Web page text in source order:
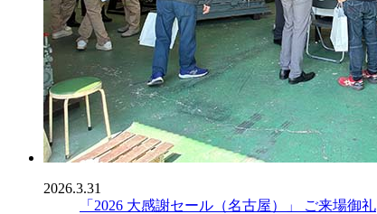
2026.3.31
「2026 大感謝セール（名古屋）」 ご来場御礼